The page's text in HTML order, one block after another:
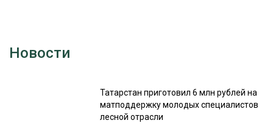
Новости
Татарстан приготовил 6 млн рублей на
матподдержку молодых специалистов
лесной отрасли